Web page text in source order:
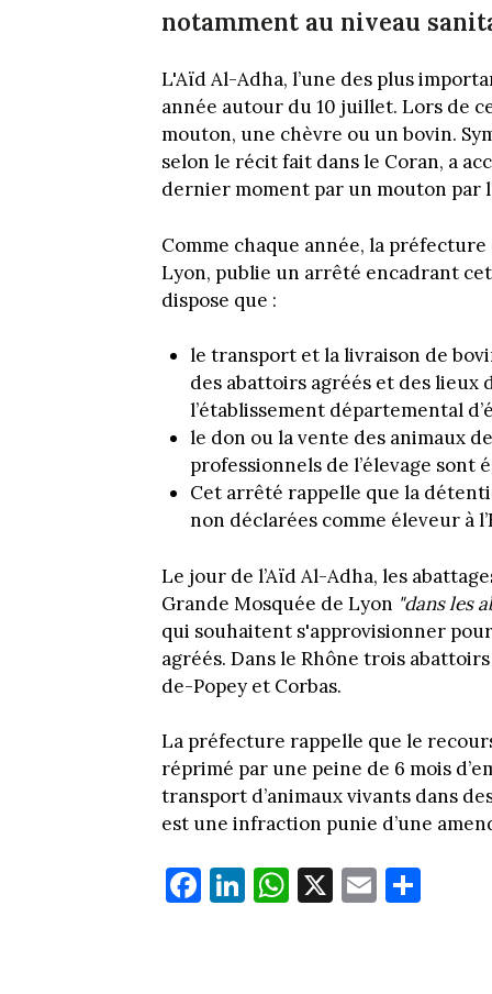
notamment au niveau
L'Aïd Al-Adha, l’une des plus
année autour du 10 juillet. Lors de
mouton, une chèvre ou un bovin.
selon le récit fait dans le Coran, a
dernier moment par un mouton par
Comme chaque année, la
Lyon, publie un arrêté encadrant
dispose que :
le transport et la livraison de
des abattoirs agréés et des lieux
l’établissement départemental
le don ou la vente des animaux
professionnels de l’élevage sont
Cet arrêté rappelle que la
non déclarées comme éleveur à
Le jour de l’Aïd Al-Adha, les
Grande Mosquée de Lyon "dans les
qui souhaitent s'approvisionner
agréés. Dans le Rhône trois
de-Popey et Corbas.
La préfecture rappelle que le
réprimé par une peine de 6 mois
transport d’animaux vivants dans
est une infraction punie d’une
Fa
ce
Li
nk
W
ha
X E
m